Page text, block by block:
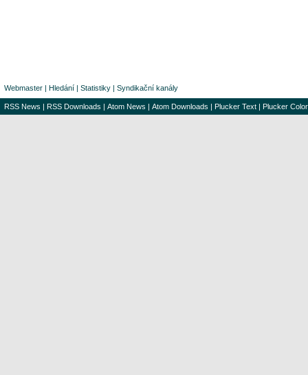
Webmaster | Hledání | Statistiky | Syndikační kanály
RSS News | RSS Downloads | Atom News | Atom Downloads | Plucker Text | Plucker Color